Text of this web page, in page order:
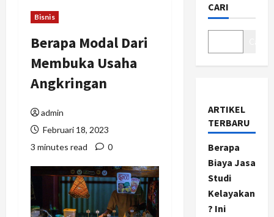
Bisnis
Berapa Modal Dari
Membuka Usaha
Angkringan
admin
Februari 18, 2023
3 minutes read
0
CARI
ARTIKEL
TERBARU
Berapa
Biaya Jasa
Studi
Kelayakan
? Ini